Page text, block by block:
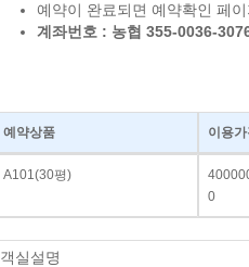
예약이 완료되면 예약확인 페
계좌번호 : 농협 355-0036-
예약상품 이용가
A101(30평)
0
객실설명